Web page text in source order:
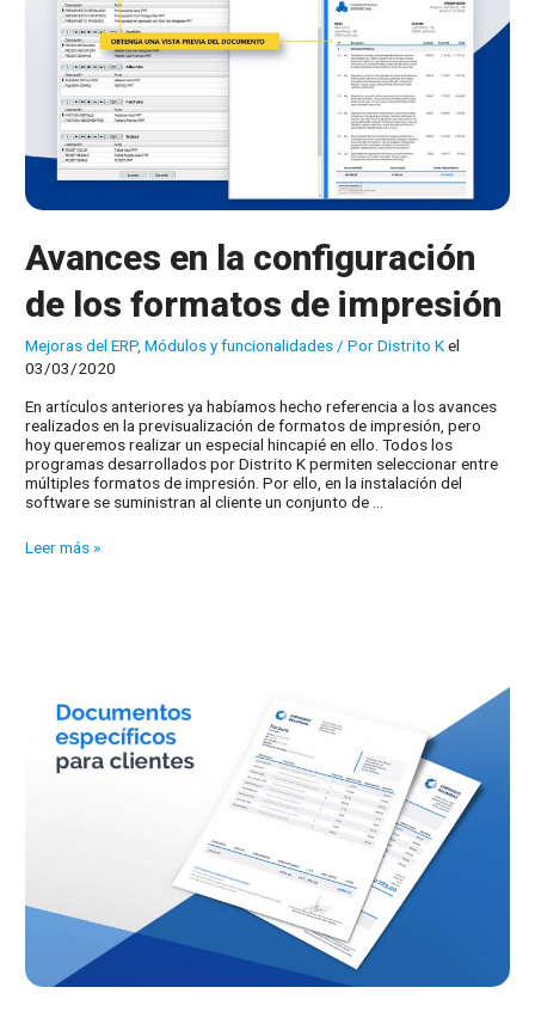
Avances en la configuración
de los formatos de impresión
Mejoras del ERP,Módulos y funcionalidades/ PorDistrito Kel
03/03/2020
En artículos anteriores ya habíamos hecho referencia a los avances
realizados en la previsualización de formatos de impresión, pero
hoy queremos realizar un especial hincapié en ello. Todos los
programas desarrollados por Distrito K permiten seleccionar entre
múltiples formatos de impresión. Por ello, en la instalación del
software se suministran al cliente un conjunto de …
Avances
Leer más »